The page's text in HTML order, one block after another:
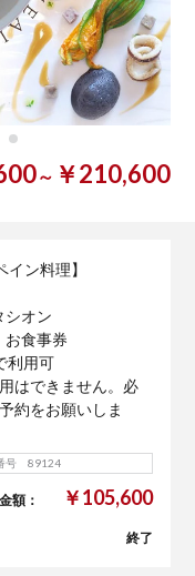
～ ￥210,600
イン料理】
シオン
お食事券
利用可
はできません。必
約をお願いしま
号 89124
額： ￥105,600
終了